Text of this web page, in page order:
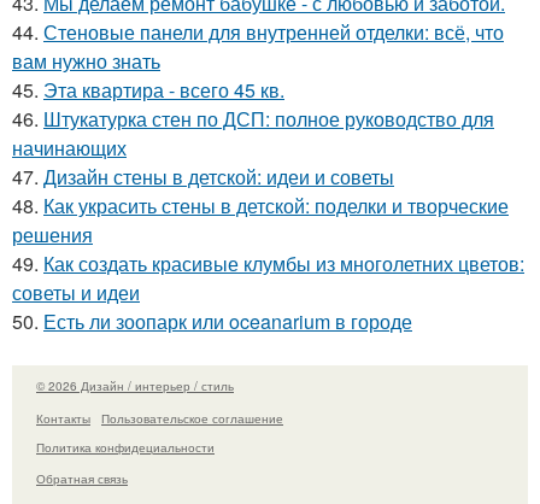
44. Стеновые панели для внутренней отделки: всё, что
вам нужно знать
45. Эта квартира - всего 45 кв.
46. Штукатурка стен по ДСП: полное руководство для
начинающих
47. Дизайн стены в детской: идеи и советы
48. Как украсить стены в детской: поделки и творческие
решения
49. Как создать красивые клумбы из многолетних цветов:
советы и идеи
50. Есть ли зоопарк или oceanarium в городе
© 2026 Дизайн / интерьер / стиль
Контакты
Пользовательское соглашение
Политика конфидециальности
Обратная связь